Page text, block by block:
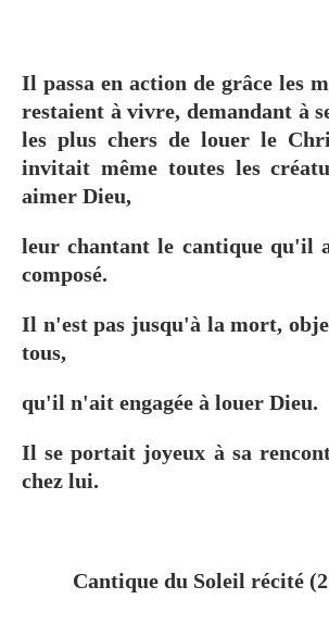
Il passa en action de grâce les
restaient à vivre, demandant à
les plus chers de louer le
invitait même toutes les
aimer Dieu,
leur chantant le cantique qu'il
composé.
Il n'est pas jusqu'à la mort,
tous,
qu'il n'ait engagée à louer Dieu.
Il se portait joyeux à sa
chez lui.
Cantique du Soleil récité